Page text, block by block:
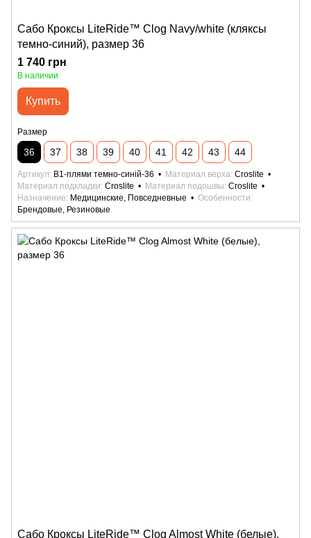
Сабо Кроксы LiteRide™ Clog Navy/white (кляксы
темно-синий), размер 36
1 740 грн
В наличии
Купить
Размер
36 37 38 39 40 41 42 43 44
Артикул B1-плями темно-синій-36 Материал верха Croslite
Материал подкладки Croslite Материал подошвы Croslite
Назначение
Медицинские, Повседневные
Особенности
Брендовые, Резиновые
Сабо Кроксы LiteRide™ Clog Almost White (белые),